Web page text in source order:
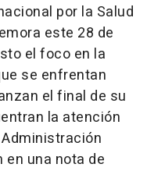
por la Salud
este 28 de
el foco en la
se enfrentan
el final de su
la atención
una nota de